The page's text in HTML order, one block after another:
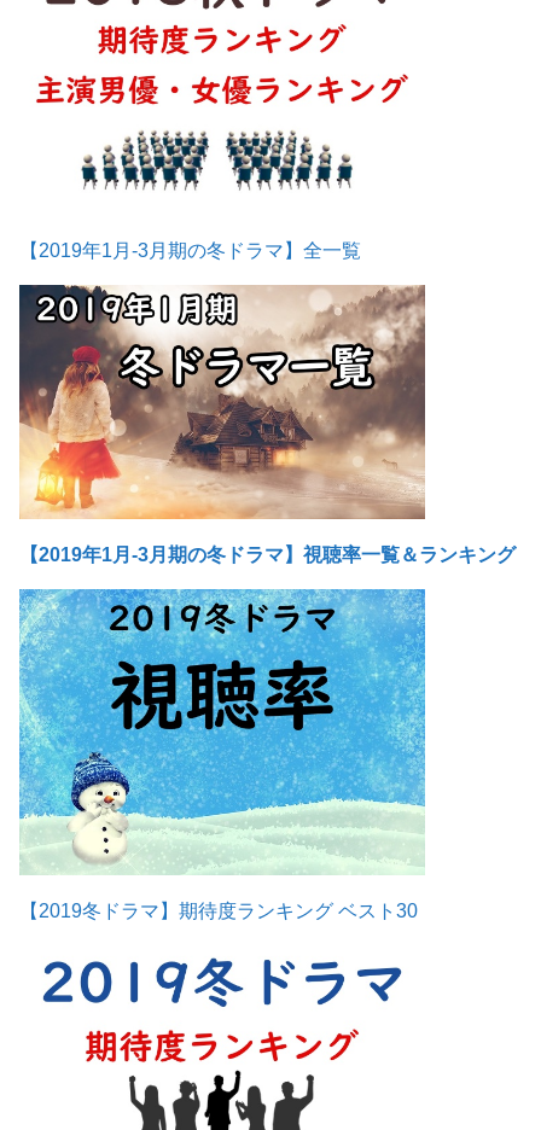
【2019年1月-3月期の冬ドラマ】全一覧
【2019年1月-3月期の冬ドラマ】視聴率一覧＆ランキング
【2019冬ドラマ】期待度ランキング ベスト30